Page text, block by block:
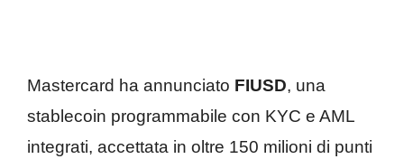
Mastercard ha annunciato FIUSD, una
stablecoin programmabile con KYC e AML
integrati, accettata in oltre 150 milioni di punti